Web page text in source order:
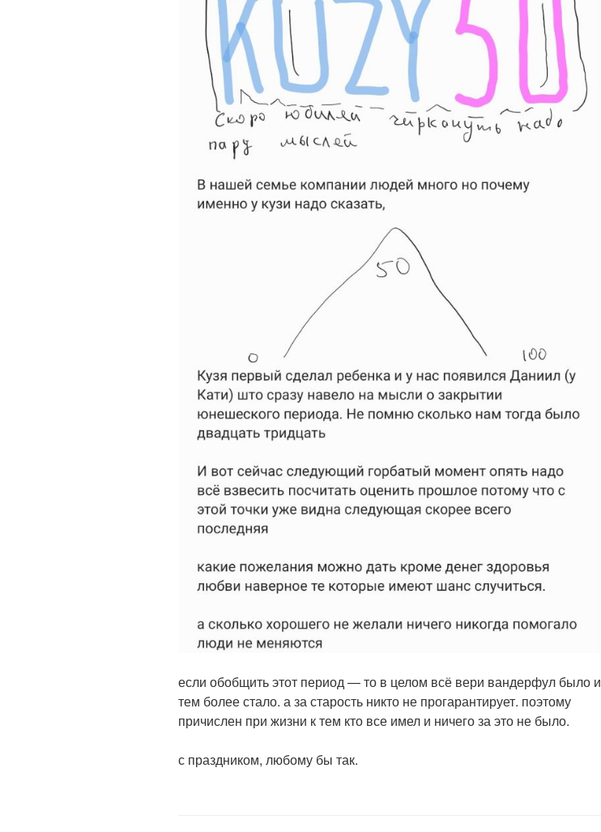
если обобщить этот период — то в целом всё вери вандерфул было и
тем более стало. а за старость никто не прогарантирует. поэтому
причислен при жизни к тем кто все имел и ничего за это не было.
с праздником, любому бы так.